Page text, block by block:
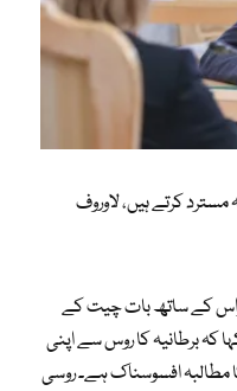
مسترد کرتے ہیں، لاوروف
کے ساتھ بات چیت کے
کہ برطانیہ کا روس سے اپنی
مطالبہ افسوسناک ہے۔ روسی